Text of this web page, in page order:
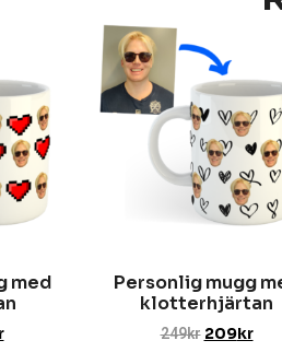
med
Personlig mugg
klotterhjärtan
249kr 209kr